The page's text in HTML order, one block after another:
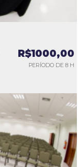
R$1000,00
PERÍODO DE 8 H